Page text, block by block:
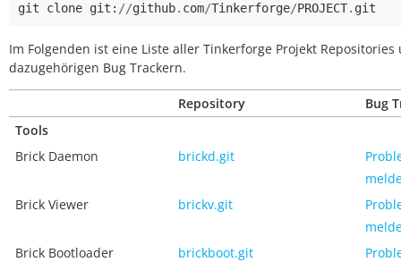
git clone git : //github. com/Tinkerforge/PROJECT. git
Im Folgenden ist eine Liste aller Tinkerforge Projekt Repositories
dazugehörigen Bug Trackern.
Repository
Bug
Tools
Brick Daemon
brickd.git
Brick Viewer
brickv.git
Brick Bootloader
brickboot.git